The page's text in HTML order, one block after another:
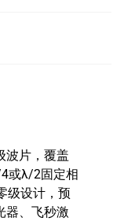
波片，覆盖
或λ/2固定相
级设计，预
器、飞秒激